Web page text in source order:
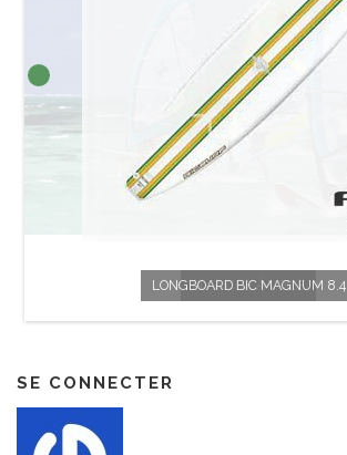
LONGBOARD BIC MAGNUM 8.4
PLANCHE À VOILE
SE CONNECTER